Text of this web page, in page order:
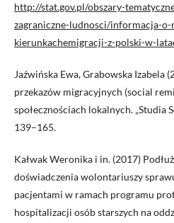
http://stat.gov.pl/obszary-
zagraniczne-ludnosci/informacja-
kierunkachemigracji-z-polski-w-
Jaźwińska Ewa, Grabowska Izabela
przekazów migracyjnych (social
społecznościach lokalnych. „Studia
139–165.
Kałwak Weronika i in. (2017)
doświadczenia wolontariuszy
pacjentami w ramach programu
hospitalizacji osób starszych na